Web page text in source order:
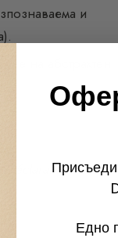
и
на абстрактен
Déclarationна
Едно